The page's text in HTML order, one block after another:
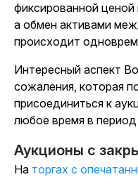
фиксированной
а обмен активами
происходит
Интересный аспект
сожаления, которая
присоединиться к
любое время в период
Аукционы с
На торгах с